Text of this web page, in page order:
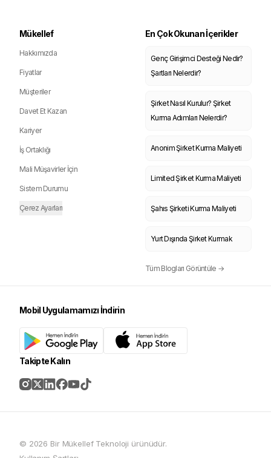
Mükellef
Hakkımızda
Fiyatlar
Müşteriler
Davet Et Kazan
Kariyer
İş Ortaklığı
Mali Müşavirler İçin
Sistem Durumu
Çerez Ayarları
En Çok Okunan İçerikler
Genç Girişimci Desteği Nedir?
Şartları Nelerdir?
Şirket Nasıl Kurulur? Şirket
Kurma Adımları Nelerdir?
Anonim Şirket Kurma Maliyeti
Limited Şirket Kurma Maliyeti
Şahıs Şirketi Kurma Maliyeti
Yurt Dışında Şirket Kurmak
Tüm Blogları Görüntüle →
Mobil Uygulamamızı İndirin
Takipte Kalın
© 2026 Bir Mükellef Teknoloji ürünüdür.